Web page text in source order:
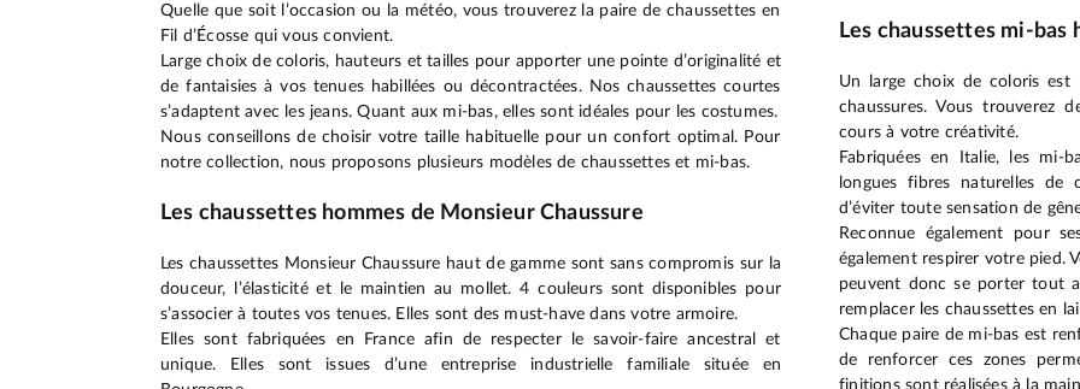
Quelle que soit l’occasion ou la météo, vous trouverez la paire de chaussettes en
Fil d’Écosse qui vous convient.
Large choix de coloris, hauteurs et tailles pour apporter une pointe d’originalité et
de fantaisies à vos tenues habillées ou décontractées. Nos chaussettes courtes
s’adaptent avec les jeans. Quant aux mi-bas, elles sont idéales pour les costumes.
Nous conseillons de choisir votre taille habituelle pour un confort optimal. Pour
notre collection, nous proposons plusieurs modèles de chaussettes et mi-bas.
Les chaussettes hommes de Monsieur Chaussure
Les chaussettes Monsieur Chaussure haut de gamme sont sans compromis sur la
douceur, l’élasticité et le maintien au mollet. 4 couleurs sont disponibles pour
s’associer à toutes vos tenues. Elles sont des must-have dans votre armoire.
Elles sont fabriquées en France afin de respecter le savoir-faire ancestral et
unique. Elles sont issues d’une entreprise industrielle familiale située en
Les chaussettes mi-bas
Un large choix de coloris est
chaussures. Vous trouverez
cours à votre créativité.
Fabriquées en Italie, les mi-
longues fibres naturelles
d’éviter toute sensation de
Reconnue également pour
également respirer votre pied.
peuvent donc se porter tout
remplacer les chaussettes en
Chaque paire de mi-bas est
de renforcer ces zones
finitions sont réalisées à la